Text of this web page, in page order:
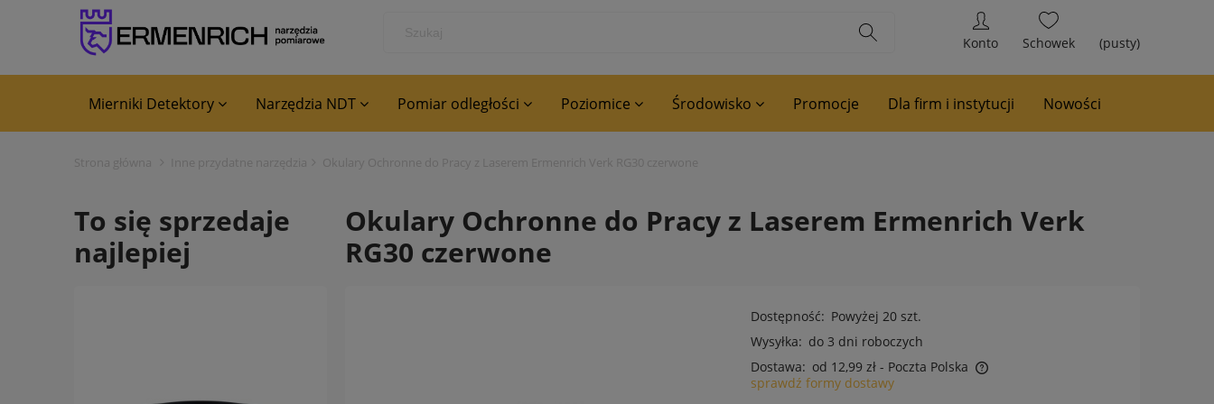
(pusty)
Schowek
Konto
Mierniki Detektory Narzędzia NDT Pomiar odległości Poziomice Środowisko Promocje Dla firm i instytucji Nowości
Blog
Strona główna Inne przydatne narzędzia Okulary Ochronne do Pracy z Laserem Ermenrich Verk RG30 czerwone
To się sprzedaje
najlepiej
Okulary Ochronne do Pracy z Laserem Ermenrich Verk
RG30 czerwone
Dostępność: Powyżej 20 szt.
Wysyłka: do 3 dni roboczych
Dostawa: od 12,99 zł - Poczta Polska
sprawdź formy dostawy